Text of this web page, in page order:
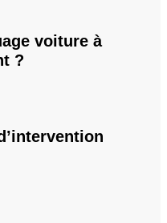
voiture à
?